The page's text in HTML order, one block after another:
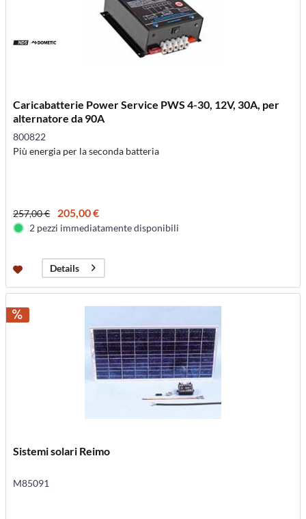
Caricabatterie Power Service PWS 4-30, 12V, 30A, per
alternatore da 90A
800822
Più energia per la seconda batteria
257,00 € 205,00 €
2 pezzi immediatamente disponibili
Details
Sistemi solari Reimo
M85091